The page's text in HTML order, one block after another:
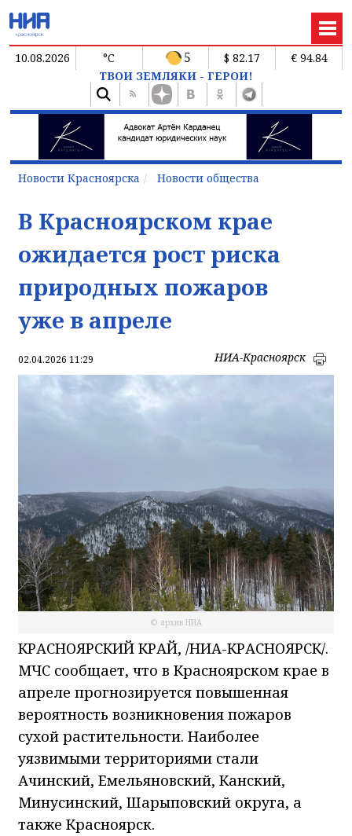
10.08.2026 °C 5 $ 82.17
€ 94.84
ТВОИ ЗЕМЛЯКИ - ГЕРОИ!
Новости Красноярска Новости общества
В Красноярском крае
ожидается рост риска
природных пожаров
уже в апреле
02.04.2026 11:29 НИА-Красноярск
© архив НИА
КРАСНОЯРСКИЙ КРАЙ, /НИА-КРАСНОЯРСК/.
МЧС сообщает, что в Красноярском крае в
апреле прогнозируется повышенная
вероятность возникновения пожаров
сухой растительности. Наиболее
уязвимыми территориями стали
Ачинский, Емельяновский, Канский,
Минусинский, Шарыповский округа, а
также Красноярск.